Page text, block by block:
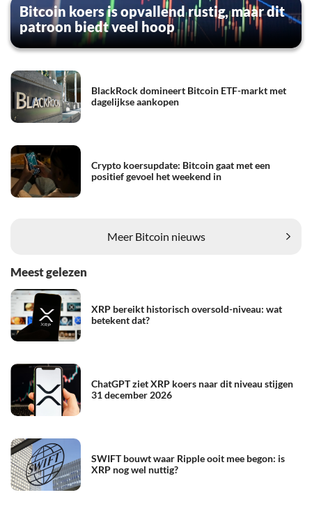
Bitcoin koers is opvallend rustig, maar dit
patroon biedt veel hoop
BlackRock domineert Bitcoin ETF-markt met
dagelijkse aankopen
Crypto koersupdate: Bitcoin gaat met een
positief gevoel het weekend in
Meer Bitcoin nieuws
Meest gelezen
XRP bereikt historisch oversold-niveau: wat
betekent dat?
ChatGPT ziet XRP koers naar dit niveau stijgen
31 december 2026
SWIFT bouwt waar Ripple ooit mee begon: is
XRP nog wel nuttig?